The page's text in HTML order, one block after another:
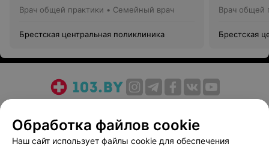
Врач общей практики • Семейный врач
Брестская центральная поликлиника
Врач общей
Брестская
Медицинский маркетинг
Публичный договор
Пользовательское соглашение
Способы оплаты
Обработка файлов cookie
Наш сайт использует файлы cookie для обеспечения